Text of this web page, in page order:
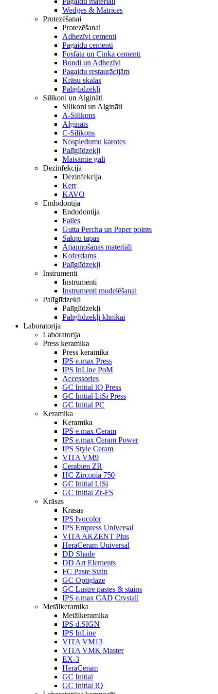
Wedges & Matrices
Protezēšanai
Protezēšanai
Adhezīvi cementi
Pagaidu cementi
Fosfāta un Cinka cementi
Bondi un Adhezīvi
Pagaidu restaurācijām
Krāsu skalas
Palīglīdzekļi
Silikoni un Algināti
Silikoni un Algināti
A-Silikons
Algināts
C-Silikons
Nospiedumu karotes
Palīglīdzekļi
Maisāmie gali
Dezinfekcija
Dezinfekcija
Kerr
KAVO
Endodontija
Endodontija
Failes
Gutta Percha un Paper points
Sakņu tapas
Atjaunošanas materiāli
Koferdams
Palīglīdzekļi
Instrumenti
Instrumenti
Instrumenti modelēšanai
Palīglīdzekļi
Palīglīdzekļi
Palīglīdzekļi klīnikai
Laboratorija
Laboratorija
Press keramika
Press keramika
IPS e.max Press
IPS InLine PoM
Accessories
GC Initial IQ Press
GC Initial LiSi Press
GC Initial PC
Keramika
Keramika
IPS e.max Ceram
IPS e.max Ceram Power
IPS Style Ceram
VITA VM9
Cerabien ZR
HC Zirconia 750
GC Initial LiSi
GC Initial Zr-FS
Krāsas
Krāsas
IPS Ivocolor
IPS Empress Universal
VITA AKZENT Plus
HeraCeram Universal
DD Shade
DD Art Elements
FC Paste Stain
GC Optiglaze
GC Lustre pastes & stains
IPS e.max CAD Crystall
Metālkeramika
Metālkeramika
IPS d.SIGN
IPS InLine
VITA VM13
VITA VMK Master
EX-3
HeraCeram
GC Initial
GC Initial IQ